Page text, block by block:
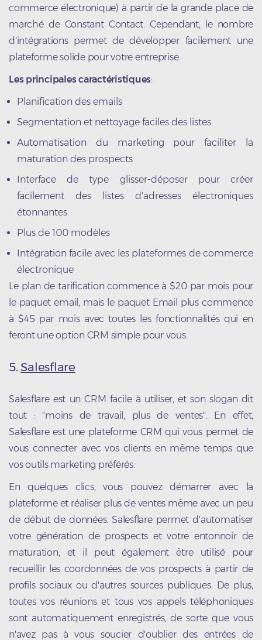
commerce électronique) à partir de la grande place de
marché de Constant Contact. Cependant, le nombre
d'intégrations permet de développer facilement une
plateforme solide pour votre entreprise.
Les principales caractéristiques:
Planification des emails
Segmentation et nettoyage faciles des listes
Automatisation du marketing pour faciliter la
maturation des prospects
Interface de type glisser-déposer pour créer
facilement des listes d'adresses électroniques
étonnantes
Plus de 100 modèles
Intégration facile avec les plateformes de commerce
électronique
Le plan de tarification commence à $20 par mois pour
le paquet email, mais le paquet Email plus commence
à $45 par mois avec toutes les fonctionnalités qui en
feront une option CRM simple pour vous.
5.Salesflare
Salesflare est un CRM facile à utiliser, et son slogan dit
tout : "moins de travail, plus de ventes". En effet,
Salesflare est une plateforme CRM qui vous permet de
vous connecter avec vos clients en même temps que
vos outils marketing préférés.
En quelques clics, vous pouvez démarrer avec la
plateforme et réaliser plus de ventes même avec un peu
de début de données. Salesflare permet d'automatiser
votre génération de prospects et votre entonnoir de
maturation, et il peut également être utilisé pour
recueillir les coordonnées de vos prospects à partir de
profils sociaux ou d'autres sources publiques. De plus,
toutes vos réunions et tous vos appels téléphoniques
sont automatiquement enregistrés, de sorte que vous
n'avez pas à vous soucier d'oublier des entrées de